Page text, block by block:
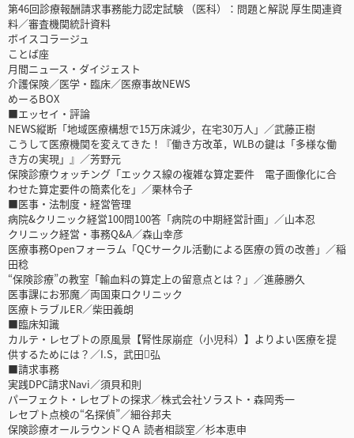
第46回診療報酬請求事務能力認定試験 （医科）：問題と解説 厚生関連資
料／審査機関統計資料
ボイスコラージュ
ことば座
月間ニュース・ダイジェスト
介護保険／医学・臨床／医療事故NEWS
めーるBOX
■エッセイ・評論
NEWS縦断「地域医療構想で15万床減少，在宅30万人」／武藤正樹
こうして医療機関を変えてきた！『働き方改革，WLBの鍵は「多様な働
き方の実現」』／芳野元
保険診療ウォッチング「エックス線の複雑な算定要件 電子画像化に合
わせた算定要件の簡素化を」／栗林令子
■医事・法制度・経営管理
病院&クリニック経営100問100答「病院の中期経営計画」／山本忍
クリニック経営・事務Q&A／森山幸彦
医療事務Openフォーラム「QCサークル活動による医療の質の改善」／稲
田稔
“保険診療”の教室「輸血料の算定上の留意点とは？」／進藤勝久
医事課にお邪魔／両国東口クリニック
医療トラブルER／柴田義朗
■臨床知識
カルテ・レセプトの原風景【腎性尿崩症（小児科）】よりよい医療を提
供するためには？／I.S，武田弘
■請求事務
実践DPC請求Navi／須貝和則
パーフェクト・レセプトの探求／株式会社ソラスト・森岡秀一
レセプト点検の“名探偵”／細谷邦夫
保険診療オールラウンドＱＡ 読者相談室／杉本恵申